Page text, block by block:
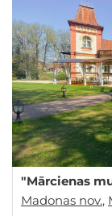
"Mārcienas
Madonas nov.,